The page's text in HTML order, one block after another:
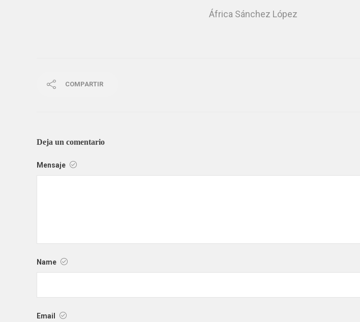
África Sánchez López
COMPARTIR
Deja un comentario
Mensaje
Name
Email